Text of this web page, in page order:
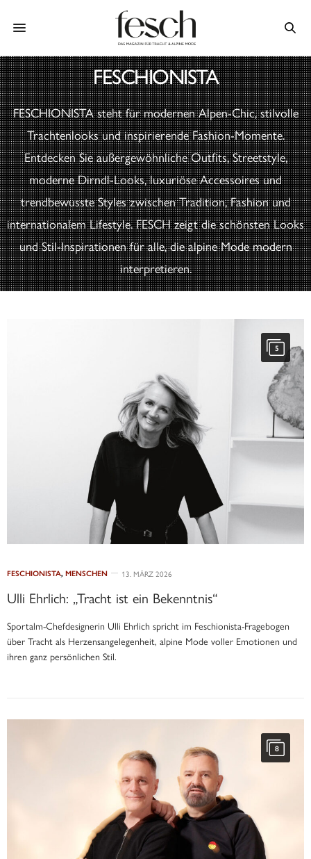
FESCHIONISTA
FESCHIONISTA steht für modernen Alpen-Chic, stilvolle
Trachtenlooks und inspirierende Fashion-Momente.
Entdecken Sie außergewöhnliche Outfits, Streetstyle,
moderne Dirndl-Looks, luxuriöse Accessoires und
trendbewusste Styles zwischen Tradition, Fashion und
internationalem Lifestyle. FESCH zeigt die schönsten Looks
und Stil-Inspirationen für alle, die alpine Mode modern
interpretieren.
5
FESCHIONISTA, MENSCHEN 13. MÄRZ 2026
Ulli Ehrlich: „Tracht ist ein Bekenntnis“
Sportalm-Chefdesignerin Ulli Ehrlich spricht im Feschionista-Fragebogen
über Tracht als Herzensangelegenheit, alpine Mode voller Emotionen und
ihren ganz persönlichen Stil.
8